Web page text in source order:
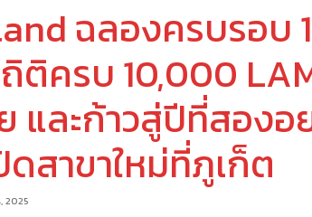
ฉลองครบรอบ
ครบ 10,000
และก้าวสู่ปีที่สองอ
สาขาใหม่ที่ภูเก็ต
2025